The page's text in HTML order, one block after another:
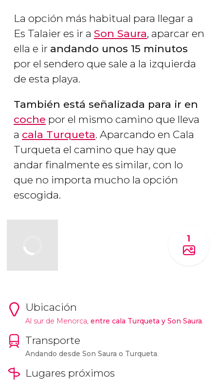
La opción más habitual para llegar a
Es Talaier es ir a Son Saura, aparcar en
ella e ir andando unos 15 minutos
por el sendero que sale a la izquierda
de esta playa.
También está señalizada para ir en
coche por el mismo camino que lleva
a cala Turqueta. Aparcando en Cala
Turqueta el camino que hay que
andar finalmente es similar, con lo
que no importa mucho la opción
escogida.
1
Ubicación
Al sur de Menorca, entre cala Turqueta y Son Saura
Transporte
Andando desde Son Saura o Turqueta.
Lugares próximos